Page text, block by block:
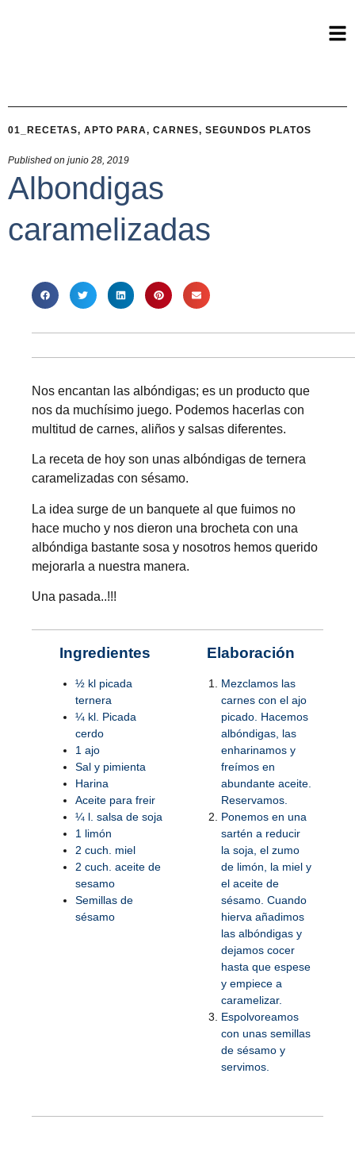
01_RECETAS, APTO PARA, CARNES, SEGUNDOS PLATOS
Published on junio 28, 2019
Albondigas
caramelizadas
Nos encantan las albóndigas; es un producto que
nos da muchísimo juego. Podemos hacerlas con
multitud de carnes, aliños y salsas diferentes.
La receta de hoy son unas albóndigas de ternera
caramelizadas con sésamo.
La idea surge de un banquete al que fuimos no
hace mucho y nos dieron una brocheta con una
albóndiga bastante sosa y nosotros hemos querido
mejorarla a nuestra manera.
Una pasada..!!!
Ingredientes
½ kl picada
ternera
¼ kl. Picada
cerdo
1 ajo
Sal y pimienta
Harina
Aceite para freir
¼ l. salsa de soja
1 limón
2 cuch. miel
2 cuch. aceite de
sesamo
Semillas de
sésamo
Elaboración
Mezclamos las
carnes con el ajo
picado. Hacemos
albóndigas, las
enharinamos y
freímos en
abundante aceite.
Reservamos.
Ponemos en una
sartén a reducir
la soja, el zumo
de limón, la miel y
el aceite de
sésamo. Cuando
hierva añadimos
las albóndigas y
dejamos cocer
hasta que espese
y empiece a
caramelizar.
Espolvoreamos
con unas semillas
de sésamo y
servimos.